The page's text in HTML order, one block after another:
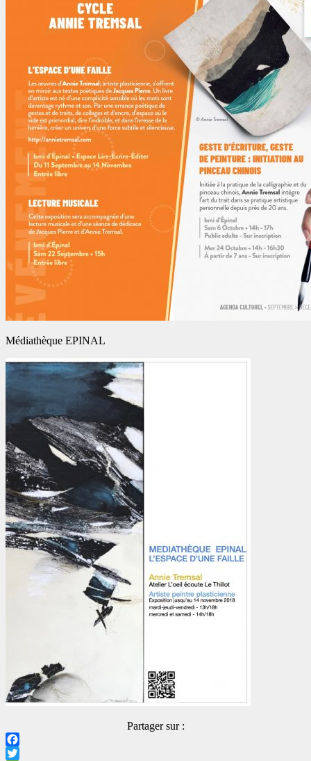
Médiathèque EPINAL
Partager sur :